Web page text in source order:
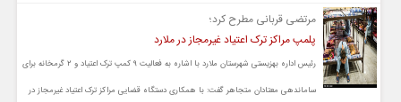
مرتضی قربانی مطرح کرد؛
پلمپ مراکز ترک اعتیاد غیرمجاز در ملارد
رئیس اداره بهزیستی شهرستان ملارد با اشاره به فعالیت ۹ کمپ ترک اعتیاد و ۲ گرمخانه برای
ساماندهی معتادان متجاهر گفت: با همکاری دستگاه قضایی مراکز ترک اعتیاد غیرمجاز در